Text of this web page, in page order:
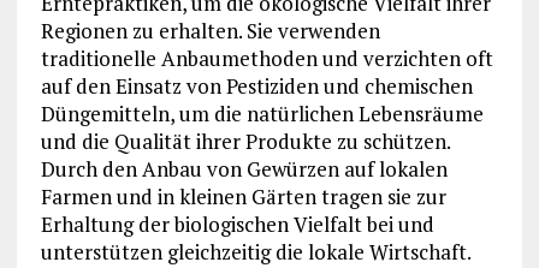
Regionen zu erhalten. Sie verwenden
traditionelle Anbaumethoden und verzichten oft
auf den Einsatz von Pestiziden und chemischen
Düngemitteln, um die natürlichen Lebensräume
und die Qualität ihrer Produkte zu schützen.
Durch den Anbau von Gewürzen auf lokalen
Farmen und in kleinen Gärten tragen sie zur
Erhaltung der biologischen Vielfalt bei und
unterstützen gleichzeitig die lokale Wirtschaft.